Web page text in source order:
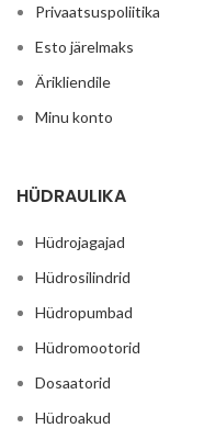
Privaatsuspoliitika
Esto järelmaks
Ärikliendile
Minu konto
HÜDRAULIKA
Hüdrojagajad
Hüdrosilindrid
Hüdropumbad
Hüdromootorid
Dosaatorid
Hüdroakud